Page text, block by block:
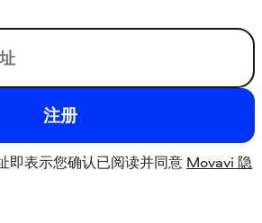
注册
即表示您确认已阅读并同意 Movavi 隐